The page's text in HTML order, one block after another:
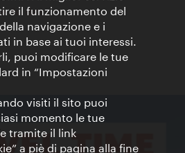
dei dati
il funzionamento del
navigazione e i
in base ai tuoi interessi.
puoi modificare le tue
in “Impostazioni
visiti il sito puoi
momento le tue
tramite il link
a piè di pagina alla fine